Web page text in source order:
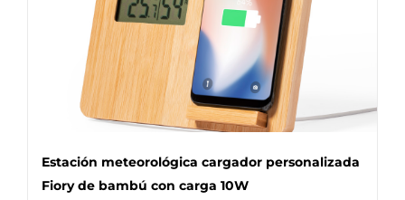
Estación meteorológica cargador personalizada
Fiory de bambú con carga 10W